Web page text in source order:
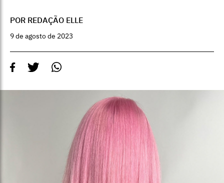
POR REDAÇÃO ELLE
9 de agosto de 2023